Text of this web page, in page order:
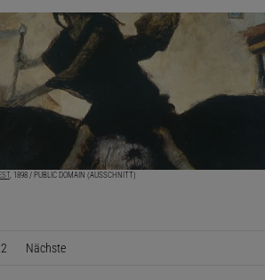
, 1898 / PUBLIC DOMAIN (AUSSCHNITT)
Nächste